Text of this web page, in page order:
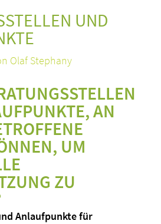
UND
Olaf Stephany
AN
UM
ZU
Anlaufpunkte für